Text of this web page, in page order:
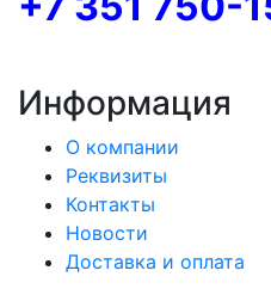
Информация
О компании
Реквизиты
Контакты
Новости
Доставка и оплата